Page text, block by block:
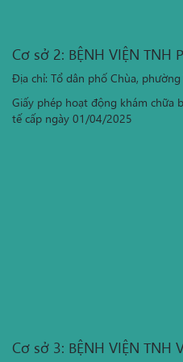
Cơ sở 2: BỆNH VIỆN TNH
Địa chỉ: Tổ dân phố Chùa,
Giấy phép hoạt động khám chữa
tế cấp ngày 01/04/2025
Cơ sở 3: BỆNH VIỆN TNH